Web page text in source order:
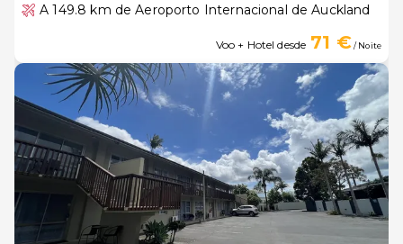
A 149.8 km de Aeroporto Internacional de Auckland
Voo + Hotel desde 71 €/ Noite